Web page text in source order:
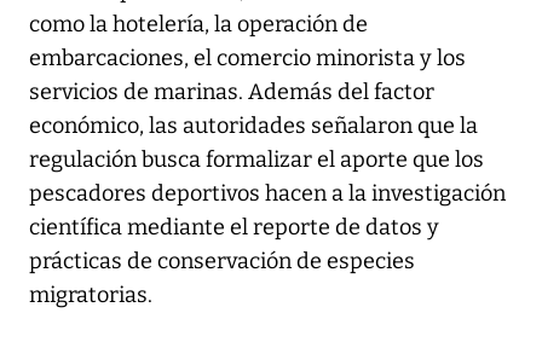
como la hotelería, la operación de
embarcaciones, el comercio minorista y los
servicios de marinas. Además del factor
económico, las autoridades señalaron que la
regulación busca formalizar el aporte que los
pescadores deportivos hacen a la investigación
científica mediante el reporte de datos y
prácticas de conservación de especies
migratorias.